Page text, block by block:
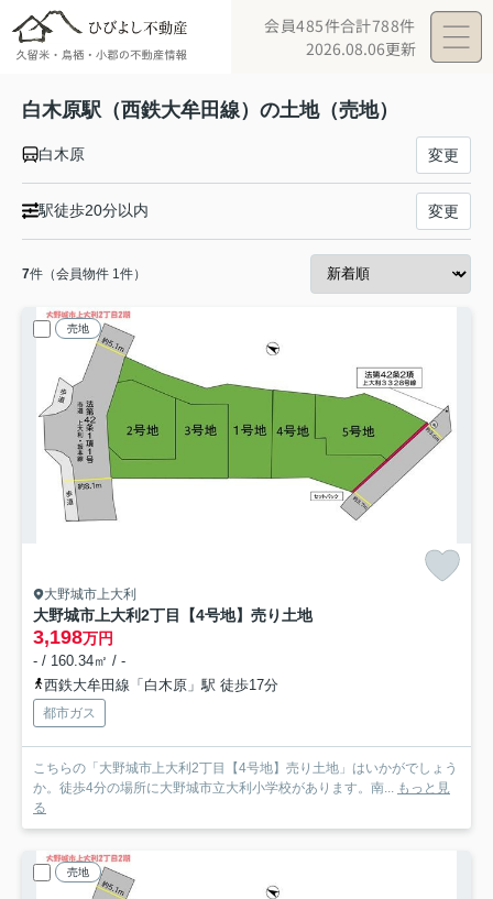
会員485件合計788件
2026.08.06更新
白木原駅（西鉄大牟田線）の土地（売地）
白木原 変更
駅徒歩20分以内 変更
7件（会員物件 1件）
売地
大野城市上大利
大野城市上大利2丁目【4号地】売り土地
3,198万円
- / 160.34㎡ / -
西鉄大牟田線「白木原」駅 徒歩17分
都市ガス
こちらの「大野城市上大利2丁目【4号地】売り土地」はいかがでしょう
か。徒歩4分の場所に大野城市立大利小学校があります。南... もっと見
る
売地